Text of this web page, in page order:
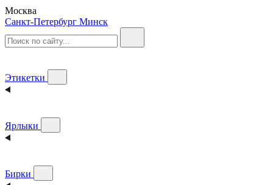
Москва
Санкт-Петербург Минск
Этикетки
Ярлыки
Бирки